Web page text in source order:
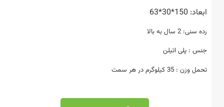
: پلی اتیلن
کیلوگرم در هر سمت